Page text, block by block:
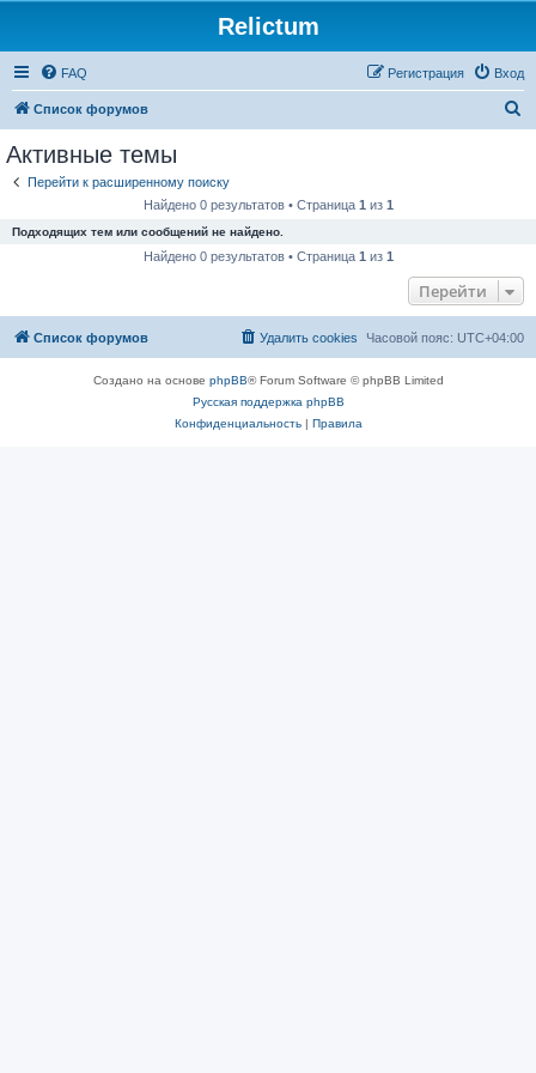
Relictum
FAQ Вход
Регистрация
Список форумов
Активные темы
Перейти к расширенному поиску
Найдено 0 результатов • Страница 1 из 1
Подходящих тем или сообщений не найдено.
Найдено 0 результатов • Страница 1 из 1
Перейти
Список форумов Часовой пояс: UTC+04:00
Удалить cookies
Создано на основе phpBB® Forum Software © phpBB Limited
Русская поддержка phpBB
Конфиденциальность| Правила